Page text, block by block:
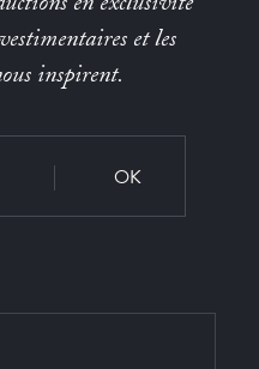
et les
inspirent.
OK